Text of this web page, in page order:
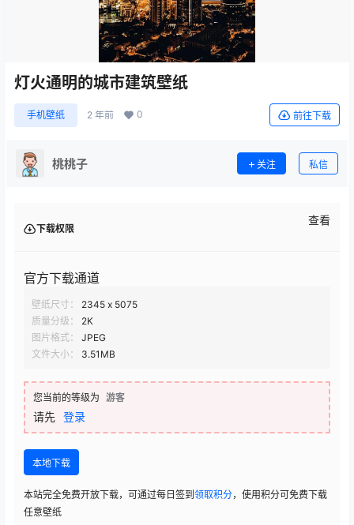
灯火通明的城市建筑壁纸
手机壁纸 2 年前 0 前往下载
桃桃子 关注 私信
下载权限
查看
官方下载通道
壁纸尺寸：
2345 x 5075
质量分级：
2K
图片格式：
JPEG
文件大小：
3.51MB
您当前的等级为 游客
请先 登录
本地下载
本站完全免费开放下载，可通过每日签到 领取积分，使用积分可免费下载
任意壁纸